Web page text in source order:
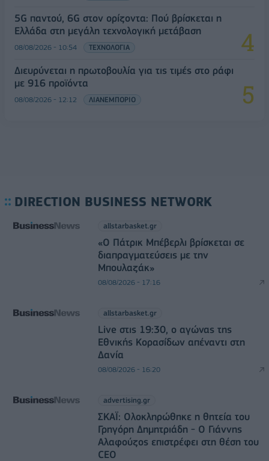
5G παντού, 6G στον ορίζοντα: Πού βρίσκεται η
Ελλάδα στη μεγάλη τεχνολογική μετάβαση
08/08/2026 - 10:54 ΤΕΧΝΟΛΟΓΙΑ
Διευρύνεται η πρωτοβουλία για τις τιμές στο ράφι
με 916 προϊόντα
08/08/2026 - 12:12 ΛΙΑΝΕΜΠΟΡΙΟ
DIRECTION BUSINESS NETWORK
allstarbasket.gr
«Ο Πάτρικ Μπέβερλι βρίσκεται σε
διαπραγματεύσεις με την
Μπουλαζάκ»
08/08/2026 - 17:16
allstarbasket.gr
Live στις 19:30, ο αγώνας της
Εθνικής Κορασίδων απέναντι στη
Δανία
08/08/2026 - 16:20
advertising.gr
ΣΚΑΪ: Ολοκληρώθηκε η θητεία του
Γρηγόρη Δημητριάδη - Ο Γιάννης
Αλαφούζος επιστρέφει στη θέση του
CEO